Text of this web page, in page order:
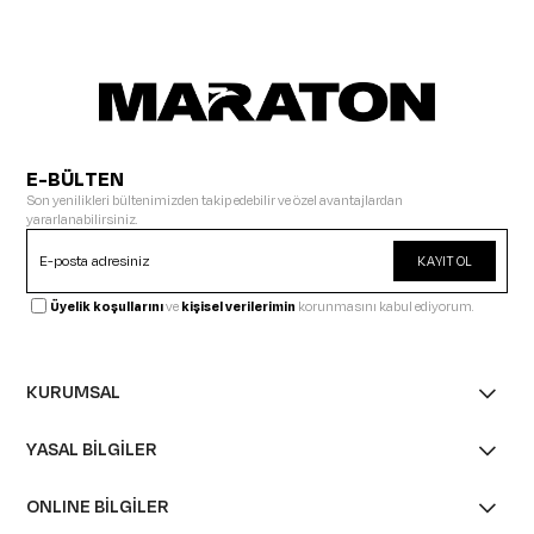
E-BÜLTEN
Son yenilikleri bültenimizden takip edebilir ve özel avantajlardan
yararlanabilirsiniz.
KAYIT OL
Üyelik koşullarınıvekişisel verilerimin korunmasını kabul ediyorum.
KURUMSAL
YASAL BİLGİLER
ONLINE BİLGİLER